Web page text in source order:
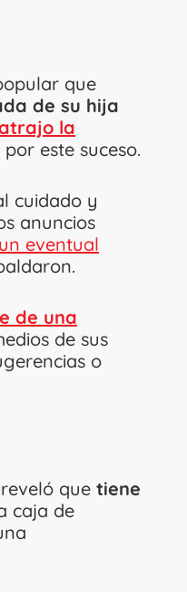
que
de su hija
la
este suceso.
cuidado y
anuncios
eventual
de una
de sus
o
que tiene
caja de